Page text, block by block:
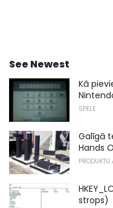
See Newest
Kā
SPĒLE
Galīgā
Hands
PRODUKTU
strops)